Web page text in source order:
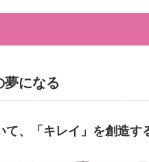
夢になる
て、「キレイ」を創造す